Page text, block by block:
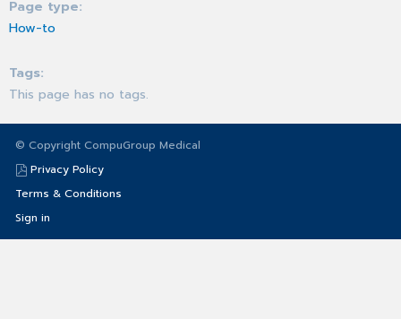
Page type
How-to
Tags
This page has no tags.
© Copyright CompuGroup Medical
Privacy Policy
Terms & Conditions
Sign in